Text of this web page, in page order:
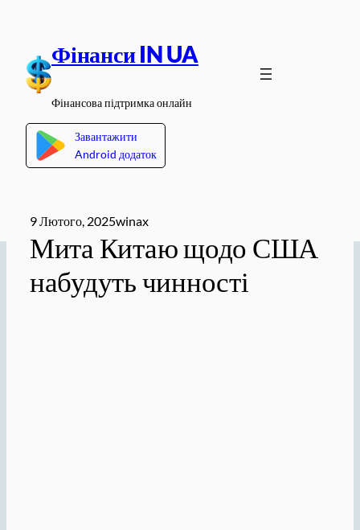
вмісту
Фінанси IN UA
Фінансова підтримка онлайн
Завантажити
Android додаток
9 Лютого, 2025winax
Мита Китаю щодо США
набудуть чинності